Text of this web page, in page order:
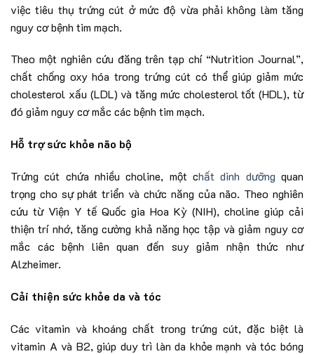
việc tiêu thụ trứng cút ở mức độ vừa phải không làm tăng
nguy cơ bệnh tim mạch.
Theo một nghiên cứu đăng trên tạp chí “Nutrition Journal”,
chất chống oxy hóa trong trứng cút có thể giúp giảm mức
cholesterol xấu (LDL) và tăng mức cholesterol tốt (HDL), từ
đó giảm nguy cơ mắc các bệnh tim mạch.
Hỗ trợ sức khỏe não bộ
Trứng cút chứa nhiều choline, một chất dinh dưỡng quan
trọng cho sự phát triển và chức năng của não. Theo nghiên
cứu từ Viện Y tế Quốc gia Hoa Kỳ (NIH), choline giúp cải
thiện trí nhớ, tăng cường khả năng học tập và giảm nguy cơ
mắc các bệnh liên quan đến suy giảm nhận thức như
Alzheimer.
Cải thiện sức khỏe da và tóc
Các vitamin và khoáng chất trong trứng cút, đặc biệt là
vitamin A và B2, giúp duy trì làn da khỏe mạnh và tóc bóng